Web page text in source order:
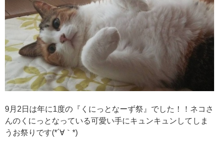
9月2日は年に1度の『くにっとなーず祭』でした！！ネコさ
んのくにっとなっている可愛い手にキュンキュンしてしま
うお祭りです(*´∀｀*)